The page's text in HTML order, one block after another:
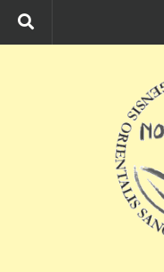
Ga naar de inhoud